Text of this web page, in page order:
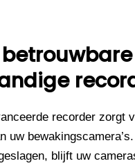
recorder zorgt
uw
blijft uw